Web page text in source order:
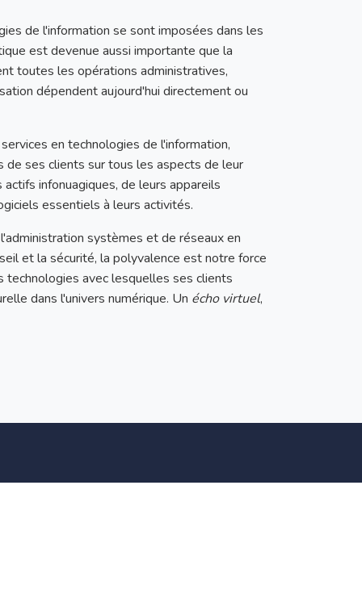
de l'information se sont imposées dans les
est devenue aussi importante que la
toutes les opérations administratives,
dépendent aujourd'hui directement ou
en technologies de l'information,
ses clients sur tous les aspects de leur
infonuagiques, de leurs appareils
essentiels à leurs activités.
systèmes et de réseaux en
et la sécurité, la polyvalence est notre force
technologies avec lesquelles ses clients
dans l'univers numérique. Un écho virtuel,